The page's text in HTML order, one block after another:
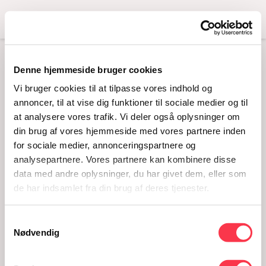
Denne hjemmeside bruger cookies
Vi bruger cookies til at tilpasse vores indhold og
annoncer, til at vise dig funktioner til sociale medier og til
at analysere vores trafik. Vi deler også oplysninger om
din brug af vores hjemmeside med vores partnere inden
for sociale medier, annonceringspartnere og
analysepartnere. Vores partnere kan kombinere disse
data med andre oplysninger, du har givet dem, eller som
de har indsamlet fra din brug af deres tjenester.
Nødvendig
Menu
FAIRBAR X
KVINDEMUSEET //
FORTÆLLECAFÉ
07.09.2018 · 17 - 18.45